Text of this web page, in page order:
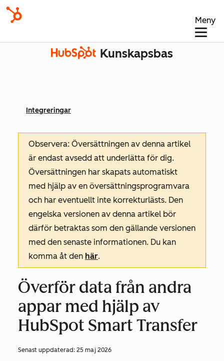
Meny
Kunskapsbas
Integreringar
Observera: Översättningen av denna artikel
är endast avsedd att underlätta för dig.
Översättningen har skapats automatiskt
med hjälp av en översättningsprogramvara
och har eventuellt inte korrekturlästs. Den
engelska versionen av denna artikel bör
därför betraktas som den gällande versionen
med den senaste informationen. Du kan
komma åt den här.
Överför data från andra
appar med hjälp av
HubSpot Smart Transfer
Senast uppdaterad: 25 maj 2026